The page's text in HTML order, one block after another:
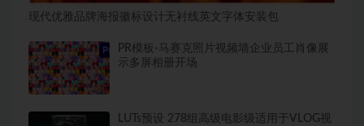
现代优雅品牌海报徽标设计无衬线英文字体安装包
PR模板-马赛克照片视频墙企业员工肖像展
示多屏相册开场
LUTs预设 278组高级电影级适用于VLOG视